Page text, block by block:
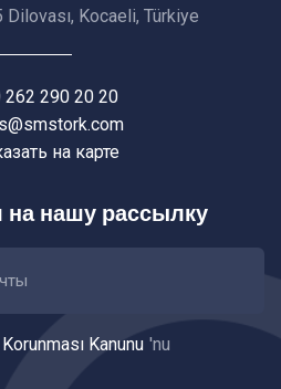
Dilovası, Kocaeli, Türkiye
290 20 20
на карте
на нашу рассылку
Kanunu 'nu